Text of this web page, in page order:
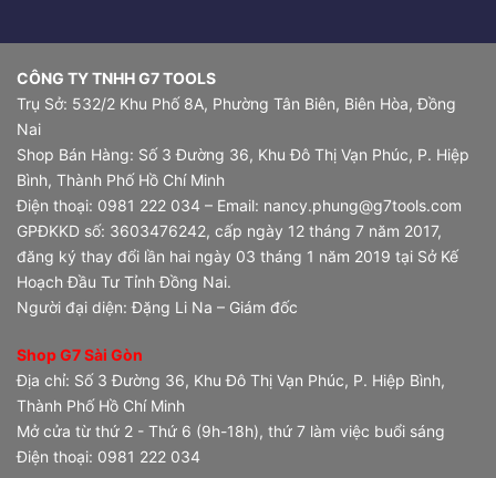
CÔNG TY TNHH G7 TOOLS
Trụ Sở: 532/2 Khu Phố 8A, Phường Tân Biên, Biên Hòa, Đồng
Nai
Shop Bán Hàng: Số 3 Đường 36, Khu Đô Thị Vạn Phúc, P. Hiệp
Bình, Thành Phố Hồ Chí Minh
Điện thoại: 0981 222 034 – Email: nancy.phung@g7tools.com
GPĐKKD số: 3603476242, cấp ngày 12 tháng 7 năm 2017,
đăng ký thay đổi lần hai ngày 03 tháng 1 năm 2019 tại Sở Kế
Hoạch Đầu Tư Tỉnh Đồng Nai.
Người đại diện: Đặng Li Na – Giám đốc
Shop G7 Sài Gòn
Địa chỉ: Số 3 Đường 36, Khu Đô Thị Vạn Phúc, P. Hiệp Bình,
Thành Phố Hồ Chí Minh
Mở cửa từ thứ 2 - Thứ 6 (9h-18h), thứ 7 làm việc buổi sáng
Điện thoại: 0981 222 034